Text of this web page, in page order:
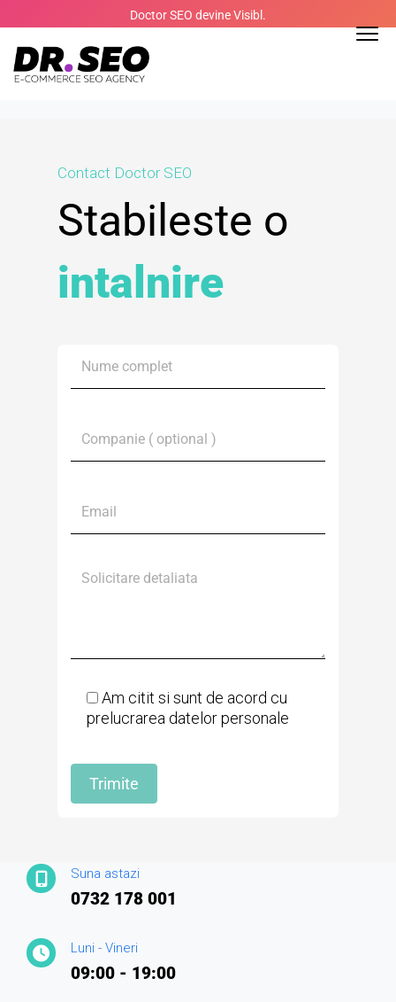
to
content
Doctor SEO devine Visibl.
Contact Doctor SEO
Stabileste o
intalnire
Am citit si sunt de acord cu
prelucrarea datelor personale
Suna astazi
0732 178 001
Luni - Vineri
09:00 - 19:00